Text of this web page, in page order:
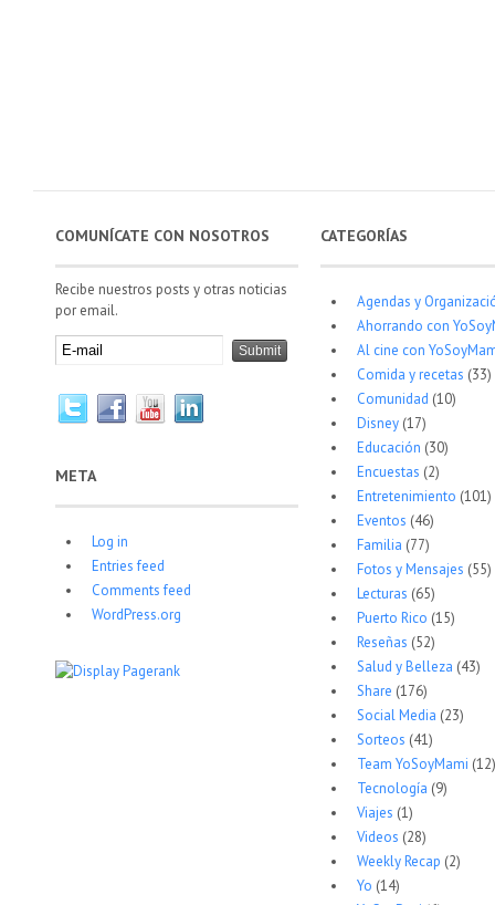
COMUNÍCATE CON NOSOTROS
Recibe nuestros posts y otras noticias
por email.
META
Log in
Entries feed
Comments feed
WordPress.org
CATEGORÍAS
Agendas y
Ahorrando con
Al cine con
Comida y recetas (33)
Comunidad (10)
Disney(17)
Educación (30)
Encuestas (2)
Entretenimiento (101)
Eventos (46)
Familia (77)
Fotos y Mensajes (55)
Lecturas (65)
Puerto Rico (15)
Reseñas (52)
Salud y Belleza (43)
Share (176)
Social Media (23)
Sorteos (41)
Team YoSoyMami (12)
Tecnología (9)
Viajes (1)
Videos (28)
Weekly Recap (2)
Yo (14)